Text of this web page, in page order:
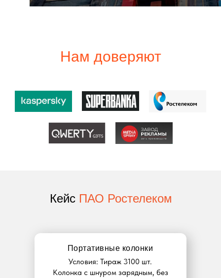
Нам доверяют
Кейс ПАО Ростелеком
Портативные колонки
Условия: Тираж 3100 шт.
Колонка с шнуром зарядным, без